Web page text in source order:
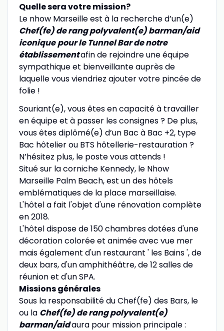
Quelle sera votre mission?
Le nhow Marseille est à la recherche d’un(e)
Chef(fe) de rang polyvalent(e) barman/aid
iconiquepour le Tunnel Bar de notre
établissementafin de rejoindre une équipe
sympathique et bienveillante auprès de
laquelle vous viendriez ajouter votre pincée de
folie !
Souriant(e), vous êtes en capacité à travailler
en équipe et à passer les consignes ? De plus,
vous êtes diplômé(e) d’un Bac à Bac +2, type
Bac hôtelier ou BTS hôtellerie-restauration ?
N’hésitez plus, le poste vous attends !
Situé sur la corniche Kennedy, le Nhow
Marseille Palm Beach, est un des hôtels
emblématiques de la place marseillaise.
L'hôtel a fait l'objet d'une rénovation complète
en 2018.
L'hôtel dispose de 150 chambres dotées d'une
décoration colorée et animée avec vue mer
mais également d'un restaurant ' les Bains ', de
deux bars, d'un amphithéâtre, de 12 salles de
réunion et d'un SPA.
Missions générales
Sous la responsabilité du Chef(fe) des Bars, le
ou la Chef(fe) de rang polyvalent(e)
barman/aidaura pour mission principale :